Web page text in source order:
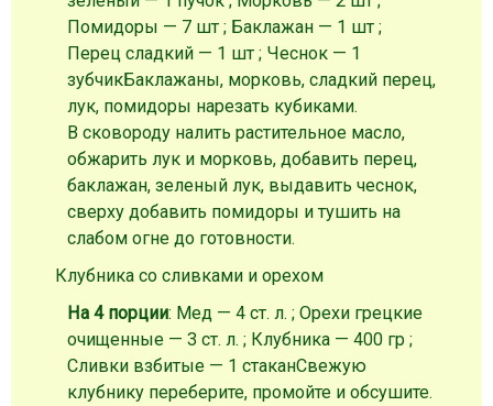
Помидоры — 7 шт ; Баклажан — 1 шт ;
Перец сладкий — 1 шт ; Чеснок — 1
зубчикБаклажаны, морковь, сладкий перец,
лук, помидоры нарезать кубиками.
В сковороду налить растительное масло,
обжарить лук и морковь, добавить перец,
баклажан, зеленый лук, выдавить чеснок,
сверху добавить помидоры и тушить на
слабом огне до готовности.
Клубника со сливками и орехом
На 4 порции: Мед — 4 ст. л. ; Орехи грецкие
очищенные — 3 ст. л. ; Клубника — 400 гр ;
Сливки взбитые — 1 стаканСвежую
клубнику переберите, промойте и обсушите.